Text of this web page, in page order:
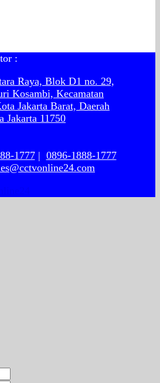
:
Raya, Blok D1 no. 29,
Kosambi, Kecamatan
Jakarta Barat, Daerah
Jakarta 11750
1777| 0896-1888-1777